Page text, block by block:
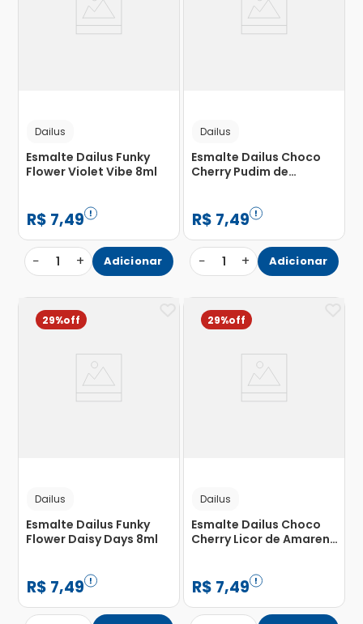
Dailus
Esmalte Dailus Funky
Flower Violet Vibe 8ml
R$ 7,49
− 1 + Adicionar
Dailus
Esmalte Dailus Choco
Cherry Pudim de
R$ 7,49
− 1 + Adicionar
29%
Dailus
Esmalte Dailus Funky
Flower Daisy Days 8ml
R$ 7,49
29%
Dailus
Esmalte Dailus Choco
Cherry Licor de Amarena
R$ 7,49